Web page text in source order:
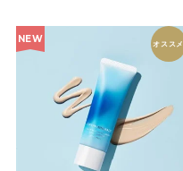
NEW オススメ